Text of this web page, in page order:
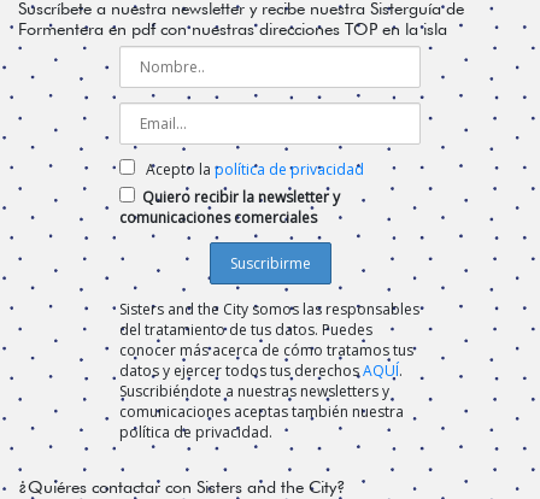
Suscríbete a nuestra newsletter y recibe nuestra Sisterguía de
Formentera en pdf con nuestras direcciones TOP en la isla
Acepto la política de privacidad
Quiero recibir la newsletter y
comunicaciones comerciales
Sisters and the City somos las responsables
del tratamiento de tus datos. Puedes
conocer más acerca de cómo tratamos tus
datos y ejercer todos tus derechosAQUÍ.
Suscribiéndote a nuestras newsletters y
comunicaciones aceptas también nuestra
política de privacidad.
¿Quiéres contactar con Sisters and the City?